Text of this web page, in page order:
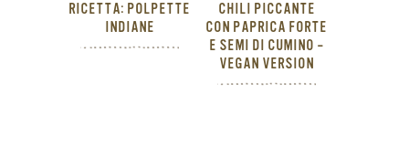
RICETTA: POLPETTE
INDIANE
CHILI PICCANTE
CON PAPRICA FORTE
E SEMI DI CUMINO –
VEGAN VERSION